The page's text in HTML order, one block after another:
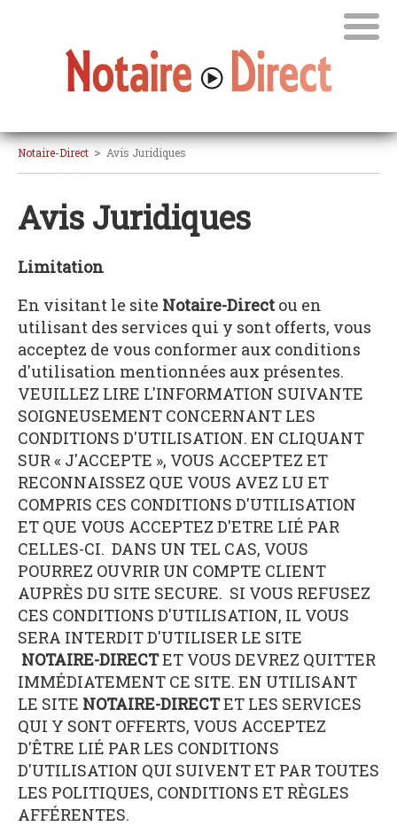
Notaire-Direct > Avis Juridiques
Avis Juridiques
Limitation
En visitant le site Notaire-Directou en
utilisant des services qui y sont offerts, vous
acceptez de vous conformer aux conditions
d'utilisation mentionnées aux présentes.
VEUILLEZ LIRE L'INFORMATION SUIVANTE
SOIGNEUSEMENT CONCERNANT LES
CONDITIONS D'UTILISATION. EN CLIQUANT
SUR « J'ACCEPTE », VOUS ACCEPTEZ ET
RECONNAISSEZ QUE VOUS AVEZ LU ET
COMPRIS CES CONDITIONS D'UTILISATION
ET QUE VOUS ACCEPTEZ D'ETRE LIÉ PAR
CELLES-CI. DANS UN TEL CAS, VOUS
POURREZ OUVRIR UN COMPTE CLIENT
AUPRÈS DU SITE SECURE. SI VOUS REFUSEZ
CES CONDITIONS D'UTILISATION, IL VOUS
SERA INTERDIT D'UTILISER LE SITE
NOTAIRE-DIRECTET VOUS DEVREZ QUITTER
IMMÉDIATEMENT CE SITE. EN UTILISANT
LE SITE NOTAIRE-DIRECTET LES SERVICES
QUI Y SONT OFFERTS, VOUS ACCEPTEZ
D'ÊTRE LIÉ PAR LES CONDITIONS
D'UTILISATION QUI SUIVENT ET PAR TOUTES
LES POLITIQUES, CONDITIONS ET RÈGLES
AFFÉRENTES.